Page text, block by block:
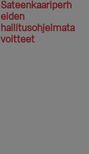
Sateenkaariperh
eiden
hallitusohjelmata
voitteet